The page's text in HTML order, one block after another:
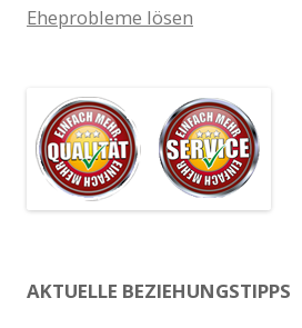
Eheprobleme lösen
AKTUELLE BEZIEHUNGSTIPPS